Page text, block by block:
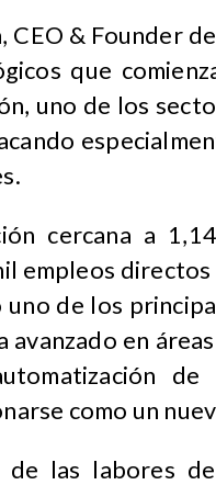
CEO & Founder
que
uno de los
cercana a
empleos
uno de los
avanzado en
como un
de las labores